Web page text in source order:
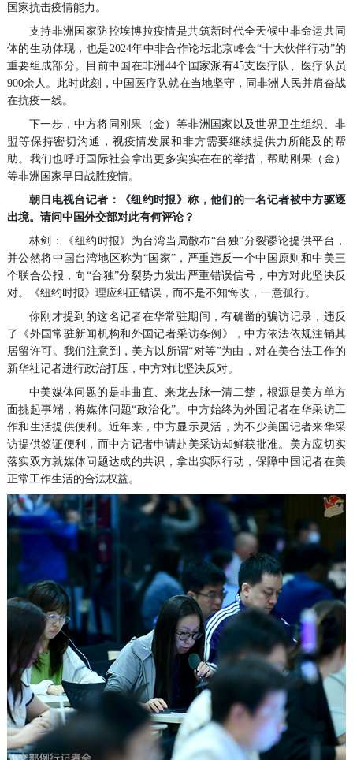
国家抗击疫情能力。
支持非洲国家防控埃博拉疫情是共筑新时代全天候中非命运共同
体的生动体现，也是2024年中非合作论坛北京峰会“十大伙伴行动”的
重要组成部分。目前中国在非洲44个国家派有45支医疗队、医疗队员
900余人。此时此刻，中国医疗队就在当地坚守，同非洲人民并肩奋战
在抗疫一线。
下一步，中方将同刚果（金）等非洲国家以及世界卫生组织、非
盟等保持密切沟通，视疫情发展和非方需要继续提供力所能及的帮
助。我们也呼吁国际社会拿出更多实实在在的举措，帮助刚果（金）
等非洲国家早日战胜疫情。
朝日电视台记者：《纽约时报》称，他们的一名记者被中方驱逐
出境。请问中国外交部对此有何评论？
林剑：《纽约时报》为台湾当局散布“台独”分裂谬论提供平台，
并公然将中国台湾地区称为“国家”，严重违反一个中国原则和中美三
个联合公报，向“台独”分裂势力发出严重错误信号，中方对此坚决反
对。《纽约时报》理应纠正错误，而不是不知悔改，一意孤行。
你刚才提到的这名记者在华常驻期间，有确凿的骗访记录，违反
了《外国常驻新闻机构和外国记者采访条例》，中方依法依规注销其
居留许可。我们注意到，美方以所谓“对等”为由，对在美合法工作的
新华社记者进行政治打压，中方对此坚决反对。
中美媒体问题的是非曲直、来龙去脉一清二楚，根源是美方单方
面挑起事端，将媒体问题“政治化”。中方始终为外国记者在华采访工
作和生活提供便利。近年来，中方显示灵活，为不少美国记者来华采
访提供签证便利，而中方记者申请赴美采访却鲜获批准。美方应切实
落实双方就媒体问题达成的共识，拿出实际行动，保障中国记者在美
正常工作生活的合法权益。